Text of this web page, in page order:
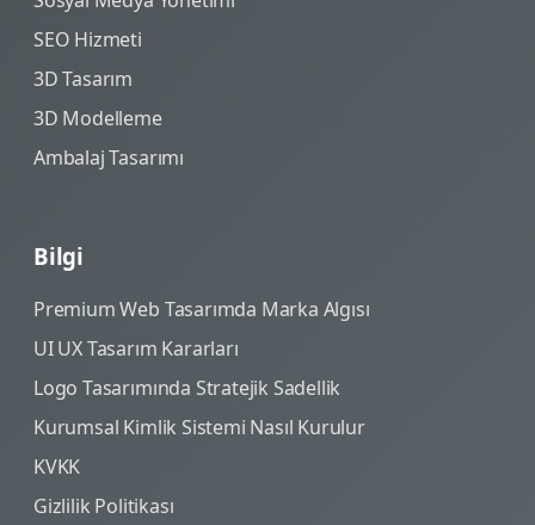
SEO Hizmeti
3D Tasarım
3D Modelleme
Ambalaj Tasarımı
Bilgi
Premium Web Tasarımda Marka Algısı
UI UX Tasarım Kararları
Logo Tasarımında Stratejik Sadellik
Kurumsal Kimlik Sistemi Nasıl Kurulur
KVKK
Gizlilik Politikası